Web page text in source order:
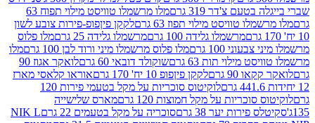
צ'דר 319 גרם
מלו מרשמלו טוויסט מילוי תפוח 63
טוויסט מילוי תפוז 63 גרם
לקקן פיןפופ-פירות צובע לשון
מרשמלו גלידה 100 גרם
מרשמלו גלידה 25 גרם
מלו פלוס
100 גרם
מלו פלוס מרשמלו מיני ורוד לבן 100 גרם
מלו
מילוי תות 63 גרם
שוקולד דובאי 60 גרם
לואקר אגוז 90
90 גרם
לקקן פיןפופ 10 יח' 170 גרם
אוראו קלאסי מארז
לוקיטוס סוכריות על מקל בטעמי פירות 120
על מקל חמוצות 120 גרם
מארס שלישייה
פירות יער 38 גרם
סוכריה על מקל בטעמים 22 גרם
NIK L